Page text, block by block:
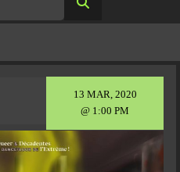
for:
13 MAR, 2020
@ 1:00 PM